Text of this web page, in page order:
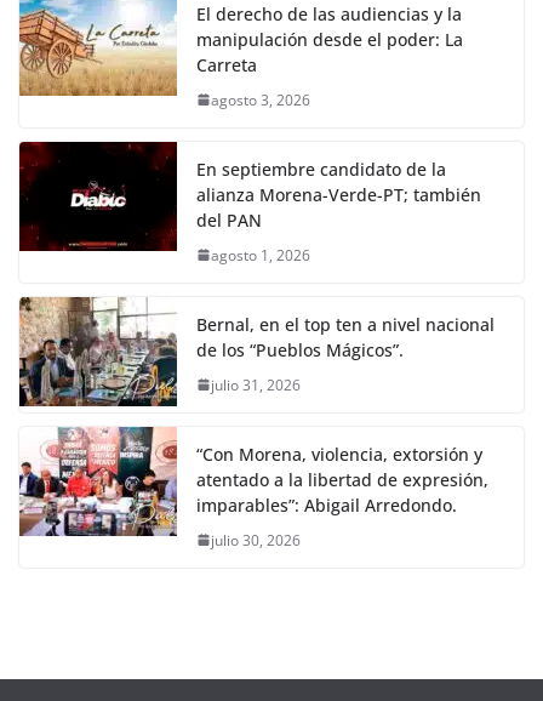
El derecho de las audiencias y la
manipulación desde el poder: La
Carreta
agosto 3, 2026
En septiembre candidato de la
alianza Morena-Verde-PT; también
del PAN
agosto 1, 2026
Bernal, en el top ten a nivel nacional
de los “Pueblos Mágicos”.
julio 31, 2026
“Con Morena, violencia, extorsión y
atentado a la libertad de expresión,
imparables”: Abigail Arredondo.
julio 30, 2026